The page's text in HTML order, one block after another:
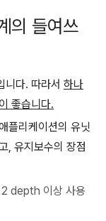
의 들여쓰
니다. 따라서 하나
좋습니다.
플리케이션의 유닛
, 유지보수의 장점
depth 이상 사용